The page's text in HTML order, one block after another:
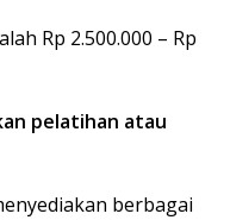
Rp 2.500.000 – Rp
pelatihan atau
berbagai